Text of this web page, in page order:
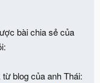
bài chia sẻ của
blog của anh Thái: